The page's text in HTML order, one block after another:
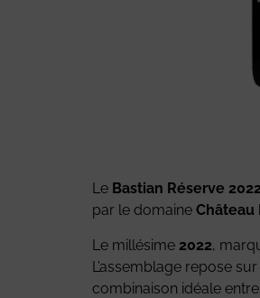
Le Bastian Réserve
par le domaine Château
Le millésime 2022,
L’assemblage repose
combinaison idéale